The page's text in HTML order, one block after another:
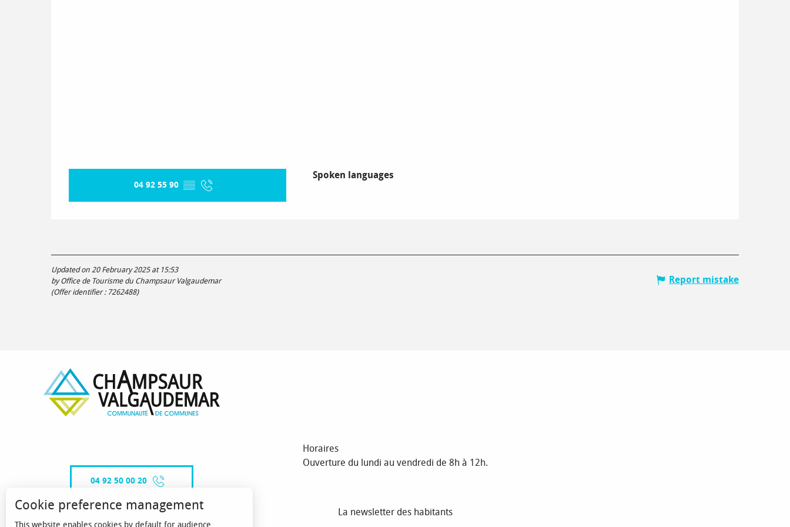
04 92 55 90 ▒▒
Spoken languages
Spoken languages
Updated on 20 February 2025 at 15:53
by Office de Tourisme du Champsaur Valgaudemar
(Offer identifier : 7262488)
Report mistake
04 92 50 00 20
Horaires
Ouverture du lundi au vendredi de 8h à 12h.
La newsletter des habitants
Cookie preference management
This website enables cookies by default for audience